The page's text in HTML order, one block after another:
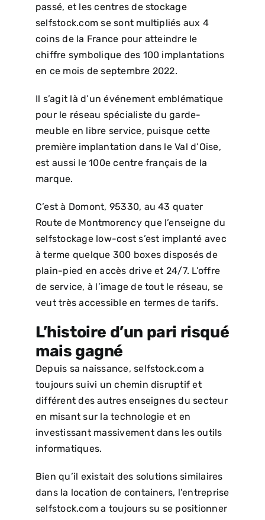
passé, et les centres de stockage
selfstock.com se sont multipliés aux 4
coins de la France pour atteindre le
chiffre symbolique des 100 implantations
en ce mois de septembre 2022.
Il s’agit là d’un événement emblématique
pour le réseau spécialiste du garde-
meuble en libre service, puisque cette
première implantation dans le Val d’Oise,
est aussi le 100e centre français de la
marque.
C’est à Domont, 95330, au 43 quater
Route de Montmorency que l’enseigne du
selfstockage low-cost s’est implanté avec
à terme quelque 300 boxes disposés de
plain-pied en accès drive et 24/7. L’offre
de service, à l’image de tout le réseau, se
veut très accessible en termes de tarifs.
L’histoire d’un pari risqué
mais gagné
Depuis sa naissance, selfstock.com a
toujours suivi un chemin disruptif et
différent des autres enseignes du secteur
en misant sur la technologie et en
investissant massivement dans les outils
informatiques.
Bien qu’il existait des solutions similaires
dans la location de containers, l’entreprise
selfstock.com a toujours su se positionner